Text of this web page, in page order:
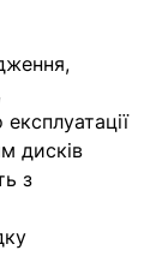
дисків
з